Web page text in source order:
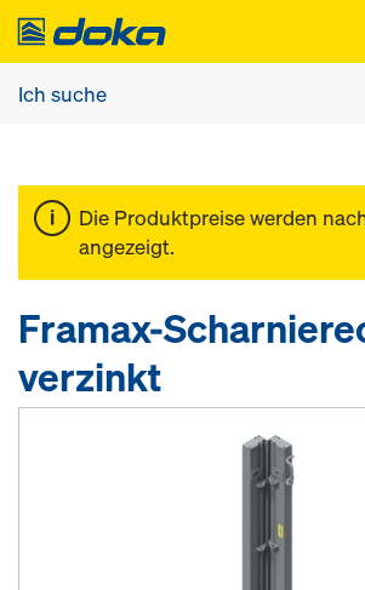
Die Produktpreise werden
angezeigt.
Framax-
verzinkt